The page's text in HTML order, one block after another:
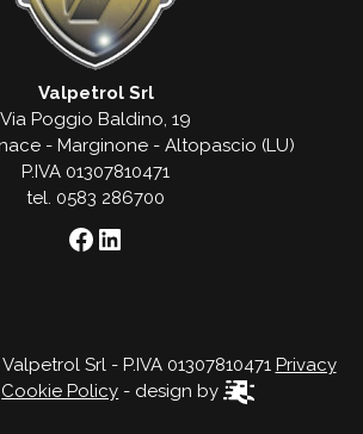
Valpetrol Srl
Via Poggio Baldino, 19
- Marginone - Altopascio (LU)
P.IVA 01307810471
tel. 0583 286700
Facebook
LinkedIn
Srl - P.IVA 01307810471 Privacy
Cookie Policy - design by